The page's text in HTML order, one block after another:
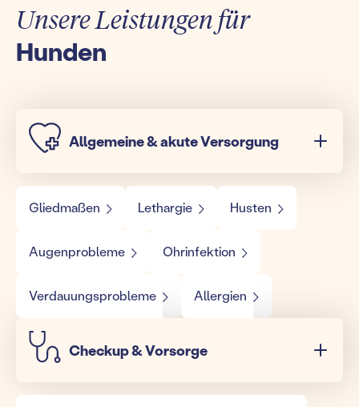
Unsere Leistungen für
Hunden
Allgemeine & akute Versorgung
Gliedmaßen Lethargie Husten
Augenprobleme Ohrinfektion
Verdauungsprobleme Allergien
Checkup & Vorsorge